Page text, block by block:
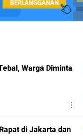
Warga Diminta
di Jakarta dan